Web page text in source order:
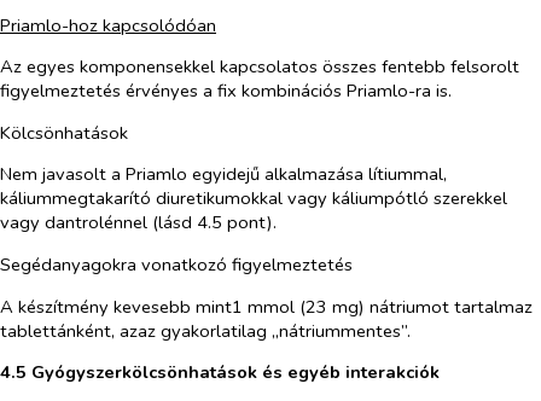
Priamlo-hoz kapcsolódóan
Az egyes komponensekkel kapcsolatos összes fentebb felsorolt
figyelmeztetés érvényes a fix kombinációs Priamlo-ra is.
Kölcsönhatások
Nem javasolt a Priamlo egyidejű alkalmazása lítiummal,
káliummegtakarító diuretikumokkal vagy káliumpótló szerekkel
vagy dantrolénnel (lásd 4.5 pont).
Segédanyagokra vonatkozó figyelmeztetés
A készítmény kevesebb mint1 mmol (23 mg) nátriumot tartalmaz
tablettánként, azaz gyakorlatilag „nátriummentes”.
4.5 Gyógyszerkölcsönhatások és egyéb interakciók